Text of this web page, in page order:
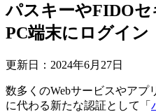
パスキーやFIDO
PC端末にログイン
更新日：2024年6月27日
数多くのWebサービスやアプ
に代わる新たな認証として「